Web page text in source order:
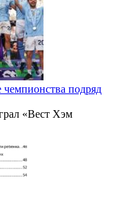
подряд
«Вест Хэм